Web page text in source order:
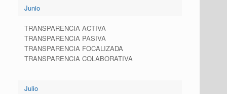
Junio
TRANSPARENCIA ACTIVA
TRANSPARENCIA PASIVA
TRANSPARENCIA FOCALIZADA
TRANSPARENCIA COLABORATIVA
Julio